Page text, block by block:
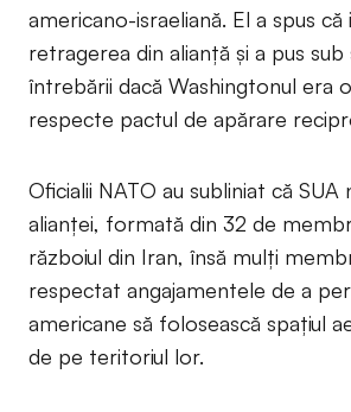
americano-israeliană. El a spus
retragerea din alianță și a pus sub
întrebării dacă Washingtonul era
respecte pactul de apărare
Oficialii NATO au subliniat că SUA
alianței, formată din 32 de
războiul din Iran, însă mulți
respectat angajamentele de a
americane să folosească spațiul
de pe teritoriul lor.